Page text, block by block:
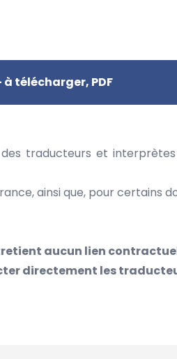
— à télécharger, PDF
traducteurs et
ainsi que, pour certains
aucun lien
directement les